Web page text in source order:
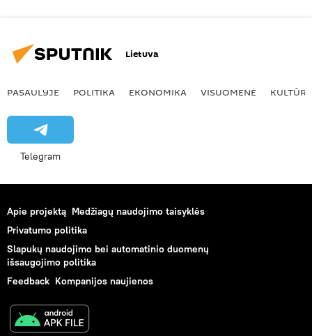
Lietuva
PASAULYJE POLITIKA EKONOMIKA VISUOMENĖ KULTŪRA
Telegram
Apie projektą Medžiagų naudojimo taisyklės
Privatumo politika
Slapukų naudojimo bei automatinio duomenų
išsaugojimo politika
Feedback Kompanijos naujienos